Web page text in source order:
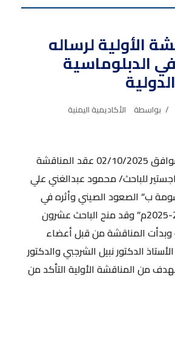
الأولية لرساله
الدبلوماسية
بواسطة الأكاديمية اليمنية
تم يوم الخميس الموافق 02/10/2025 عقد المناقشة
للباحث/ محمود عبدالغني علي
ب” الصعود الصيني وأثره في
النظام الدولي 2018-2025م” وقد منح الباحث عشرون
المناقشة من قبل أعضاء
الدكتور نبيل الشرجبي والدكتور
من المناقشة الأولية التأكد من